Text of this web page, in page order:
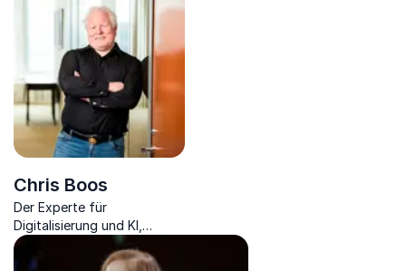
Chris Boos
Der Experte für
Digitalisierung und KI,
Mitglied des Digitalrates der
Regierung, Unternehmer &